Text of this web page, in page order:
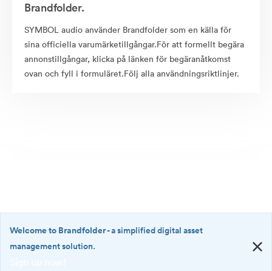
Brandfolder.
SYMBOL audio använder Brandfolder som en källa för
sina officiella varumärketillgångar.För att formellt begära
annonstillgångar, klicka på länken för begäranåtkomst
ovan och fyll i formuläret.Följ alla användningsriktlinjer.
Welcome to Brandfolder- a simplified digital asset
management solution.